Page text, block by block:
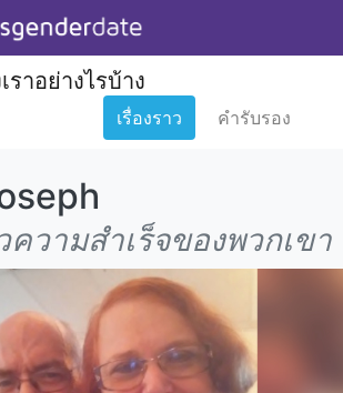
าอย่างไรบ้าง
เรื่องราว คำรับรอง
ความสำเร็จของพวกเขา